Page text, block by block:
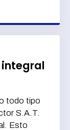
todo tipo
S.A.T.
Esto